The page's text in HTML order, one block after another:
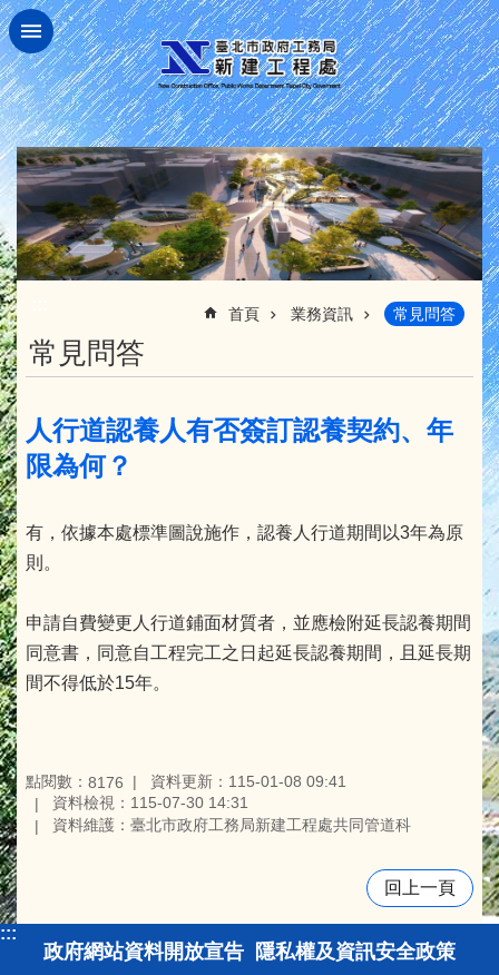
跳到主要內容區塊
首頁 業務資訊 常見問答
常見問答
人行道認養人有否簽訂認養契約、年
限為何？
有，依據本處標準圖說施作，認養人行道期間以3年為原
則。
申請自費變更人行道鋪面材質者，並應檢附延長認養期間
同意書，同意自工程完工之日起延長認養期間，且延長期
間不得低於15年。
點閱數： 8176
資料更新：115-01-08 09:41
資料檢視：115-07-30 14:31
資料維護：臺北市政府工務局新建工程處共同管道科
回上一頁
:::
政府網站資料開放宣告 隱私權及資訊安全政策